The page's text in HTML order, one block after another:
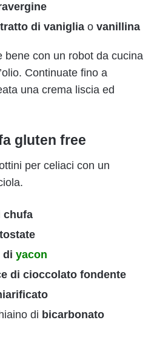
di vaniglia o vanillina
bene con un robot da cucina
Continuate fino a
una crema liscia ed
gluten free
per celiaci con un
chufa
di yacon
di cioccolato fondente
di bicarbonato